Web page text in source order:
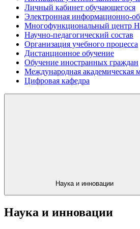
Личный кабинет обучающегося
Электронная информационно-
Многофункциональный центр
Научно-педагогический состав
Организация учебного процесса
Дистанционное обучение
Обучение иностранных граждан
Международная академическая
Цифровая кафедра
Наука и инновации
Наука и инновации